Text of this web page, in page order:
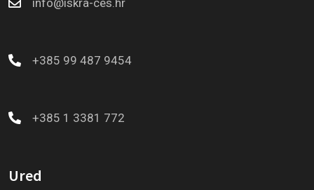
+385 99 487 9454
+385 1 3381 772
Ured